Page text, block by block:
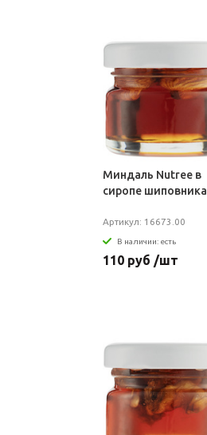
Миндаль Nutree в
сиропе шиповника
Артикул: 16673.00
В наличии: есть
110 руб /шт